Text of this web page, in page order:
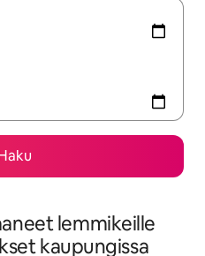
lemmikeille
kaupungissa